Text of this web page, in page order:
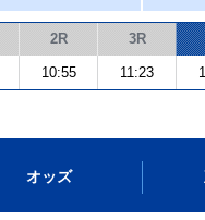
2R 3R
10:55 11:23
オッズ